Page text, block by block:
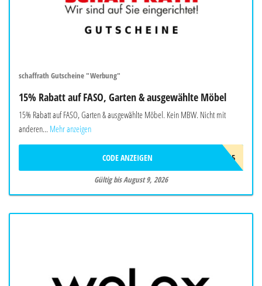
schaffrath Gutscheine "Werbung"
15% Rabatt auf FASO, Garten & ausgewählte Möbel
15% Rabatt auf FASO, Garten & ausgewählte Möbel. Kein MBW. Nicht mit
anderen... Mehr anzeigen
SUMMER15
CODE ANZEIGEN
Gültig bis August 9, 2026